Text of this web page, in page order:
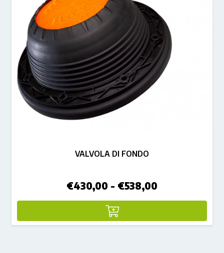
VALVOLA DI FONDO
€430,00 - €538,00
€430,00